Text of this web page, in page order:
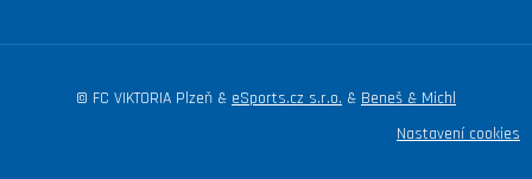
© FC VIKTORIA Plzeň & eSports.cz s.r.o. & Beneš & Michl
Nastavení cookies